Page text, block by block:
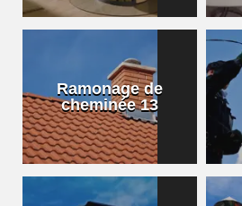
Ramonage de
cheminée 13